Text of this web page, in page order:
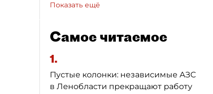
Показать ещё
Самое читаемое
1.
Пустые колонки: независимые АЗС
в Ленобласти прекращают работу